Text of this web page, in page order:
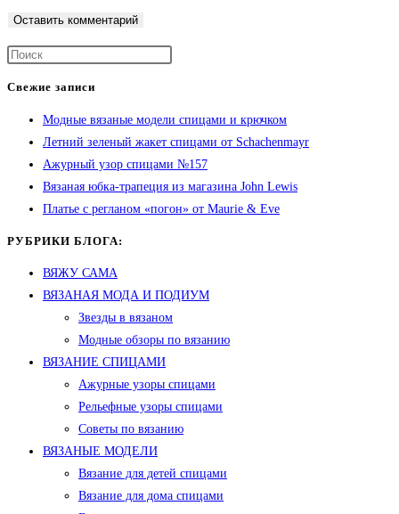
Свежие записи
Модные вязаные модели спицами и крючком
Летний зеленый жакет спицами от Schachenmayr
Ажурный узор спицами №157
Вязаная юбка-трапеция из магазина John Lewis
Платье с регланом «погон» от Maurie & Eve
РУБРИКИ БЛОГА:
ВЯЖУ САМА
ВЯЗАНАЯ МОДА И ПОДИУМ
Звезды в вязаном
Модные обзоры по вязанию
ВЯЗАНИЕ СПИЦАМИ
Ажурные узоры спицами
Рельефные узоры спицами
Советы по вязанию
ВЯЗАНЫЕ МОДЕЛИ
Вязание для детей спицами
Вязание для дома спицами